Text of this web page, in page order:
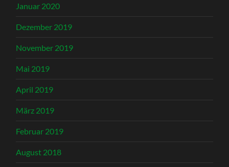
Januar 2020
Dezember 2019
November 2019
Mai 2019
April 2019
März 2019
Februar 2019
August 2018